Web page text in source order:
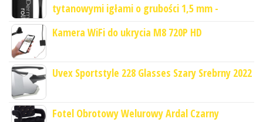
tytanowymi igłami o grubości 1,5 mm -
Kamera WiFi do ukrycia M8 720P HD
Uvex Sportstyle 228 Glasses Szary Srebrny 2022
Fotel Obrotowy Welurowy Ardal Czarny